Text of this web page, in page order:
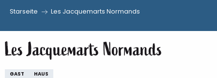
au
contenu
principal
Starseite Les Jacquemarts Normands
Les Jacquemarts Normands
GAST HAUS